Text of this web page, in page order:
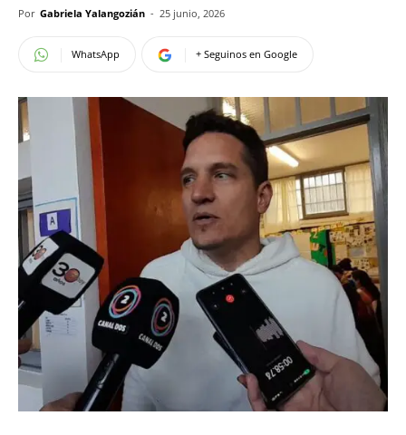
Por Gabriela Yalangozián - 25 junio, 2026
WhatsApp + Seguinos en Google